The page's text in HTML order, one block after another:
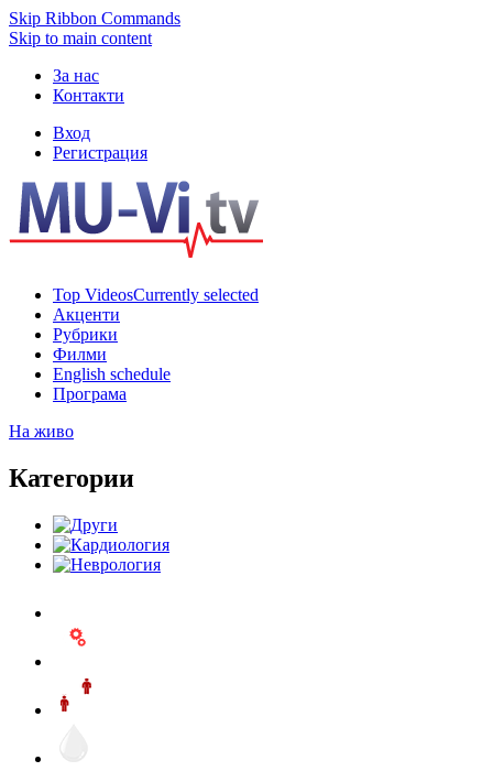
Skip Ribbon Commands
Skip to main content
За нас
Контакти
Вход
Регистрация
Top VideosCurrently selected
Акценти
Рубрики
Филми
English schedule
Програма
На живо
Категории